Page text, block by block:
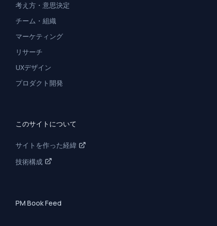
考え方・意思決定
チーム・組織
マーケティング
リサーチ
UXデザイン
プロダクト開発
このサイトについて
サイトを作った経緯
技術構成
PM Book Feed